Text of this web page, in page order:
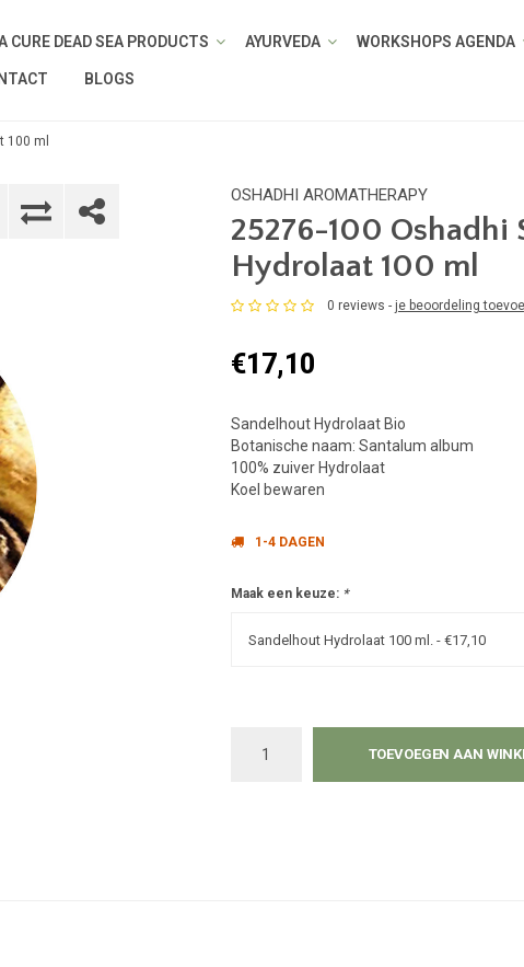
CURE DEAD SEA PRODUCTS AYURVEDA WORKSHOPS AGENDA
BLOGS
100 ml
OSHADHI AROMATHERAPY
25276-100 Oshadhi
Hydrolaat 100 ml
0 reviews - je beoordeling
€17,10
Sandelhout Hydrolaat Bio
Botanische naam: Santalum album
100% zuiver Hydrolaat
Koel bewaren
1-4 DAGEN
Maak een keuze: *
Sandelhout Hydrolaat 100 ml. - €17,10
TOEVOEGEN AAN